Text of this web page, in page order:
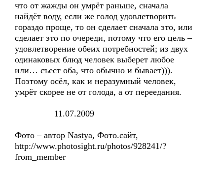
что от жажды он умрёт раньше, сначала
найдёт воду, если же голод удовлетворить
гораздо проще, то он сделает сначала это, или
сделает это по очереди, потому что его цель –
удовлетворение обеих потребностей; из двух
одинаковых блюд человек выберет любое
или… съест оба, что обычно и бывает))).
Поэтому осёл, как и неразумный человек,
умрёт скорее не от голода, а от переедания.
11.07.2009
Фото – автор Nastya, Фото.сайт,
http://www.photosight.ru/photos/928241/?
from_member